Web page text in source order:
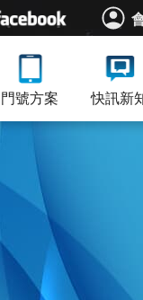
門號方案 快訊新